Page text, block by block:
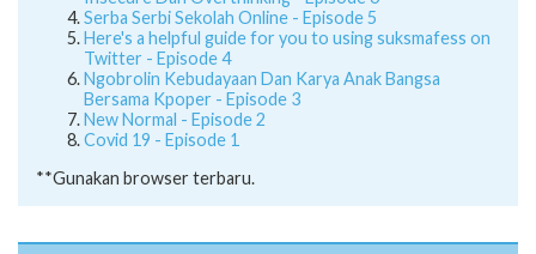
Serba Serbi Sekolah Online - Episode 5
Here's a helpful guide for you to using suksmafess on
Twitter - Episode 4
Ngobrolin Kebudayaan Dan Karya Anak Bangsa
Bersama Kpoper - Episode 3
New Normal - Episode 2
Covid 19 - Episode 1
**Gunakan browser terbaru.